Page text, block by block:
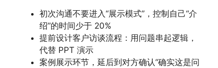
初次沟通不要进入“展示模式”，控制自己“介
绍”的时间少于 20%
提前设计客户访谈流程：用问题串起逻辑，
代替 PPT 演示
案例展示环节，延后到对方确认“确实这是问